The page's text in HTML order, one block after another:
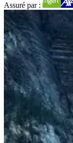
Assuré par :